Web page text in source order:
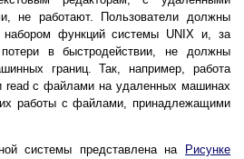
не работают. Пользователи должны
набором функций системы UNIX и, за
в быстродействии, не должны
границ. Так, например, работа
read с файлами на удаленных машинах
работы с файлами, принадлежащими
системы представлена на
Рисунке